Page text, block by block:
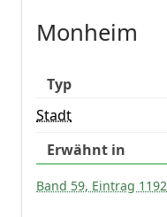
Monheim
Typ
Stadt
Erwähnt in
Band 59, Eintrag 1192